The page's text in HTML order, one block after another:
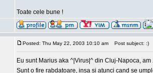
Toate cele bune !
Posted: Thu May 22, 2003 10:10 am Post subject: :)
Eu sunt Marius aka ^|Virus|^ din Cluj-Napoca,
Sunt o fire rabdatoare, insa si atunci cand se